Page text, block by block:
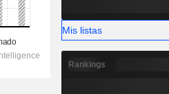
Mis listas
Rankings